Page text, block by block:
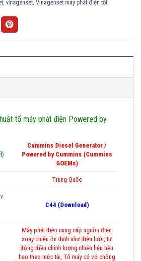
vinagenset Vinagenset máy phát điện tốt
tổ máy phát điện Powered by
Cummins Diesel Generator /
Powered by Cummins (Cummins
GOEMs)
Trung Quốc
C44 (Download)
Máy phát điện cung cấp nguồn điện
xoay chiều ổn định như điện lưới, tự
động điều chỉnh lượng nhiên liệu tiêu
hao theo mức tải, Tổ máy có vỏ chống